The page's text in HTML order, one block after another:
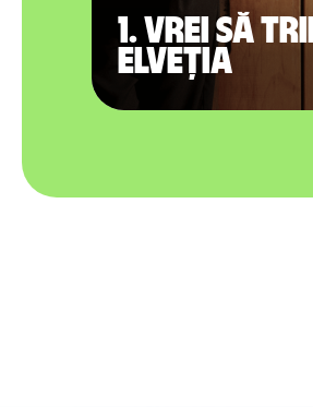
1. Vrei să
Elveția